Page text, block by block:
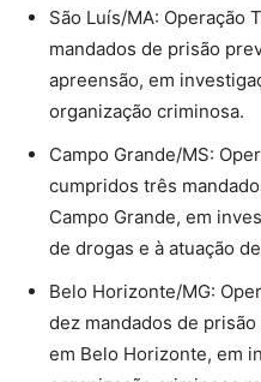
São Luís/MA: Operação
mandados de prisão
apreensão, em
organização criminosa.
Campo Grande/MS:
cumpridos três
Campo Grande, em
de drogas e à atuação
Belo Horizonte/MG:
dez mandados de
em Belo Horizonte, em